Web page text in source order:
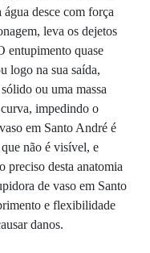
desce com força
leva os dejetos
entupimento quase
logo na sua saída,
ou uma massa
impedindo o
em Santo André é
não é visível, e
preciso desta anatomia
de vaso em Santo
e flexibilidade
danos.